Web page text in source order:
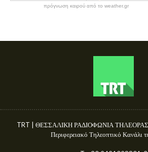
πρόγνωση καιρού από το weather.gr
TRT | ΘΕΣΣΑΛΙΚΗ ΡΑΔΙΟΦΩΝΙΑ ΤΗΛΕΟΡΑΣΗ
Περιφερειακό Τηλεοπτικό Κανάλι